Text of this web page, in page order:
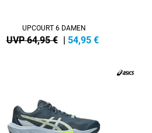
UPCOURT 6 DAMEN
UVP 64,95 € | 54,95 €